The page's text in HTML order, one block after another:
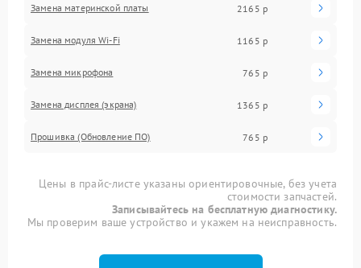
Замена материнской платы 2165 р
Замена модуля Wi-Fi 1165 р
Замена микрофона 765 р
Замена дисплея (экрана) 1365 р
Прошивка (Обновление ПО) 765 р
Цены в прайс-листе указаны ориентировочные, без учета
стоимости запчастей.
Записывайтесь на бесплатную диагностику.
Мы проверим ваше устройство и укажем на неисправность.